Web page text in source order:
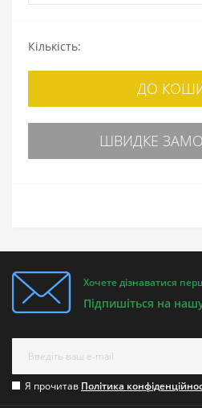
Кількість:
ДО
ШВИДКЕ
Хочете дізнаватися
Підпишіться на
Я прочитав Політика